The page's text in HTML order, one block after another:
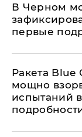
В Черном
первые
Ракета
мощно
испытаний